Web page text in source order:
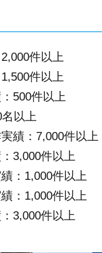
件以上
件以上
500件以上
名以上
績：7,000件以上
3,000件以上
：1,000件以上
：1,000件以上
3,000件以上